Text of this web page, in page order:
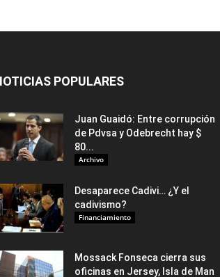
POPULARES
Juan Guaidó: Entre corrupción
de Pdvsa y Odebrecht hay $
80...
Archivo
Desaparece Cadivi… ¿Y el
cadivismo?
Financiamiento
Mossack Fonseca cierra sus
oficinas en Jersey, Isla de Man